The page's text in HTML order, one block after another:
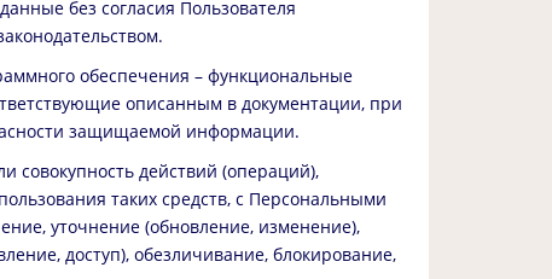
без согласия Пользователя
обеспечения – функциональные
описанным в документации, при
защищаемой информации.
совокупность действий (операций),
таких средств, с Персональными
уточнение (обновление, изменение),
доступ), обезличивание, блокирование,